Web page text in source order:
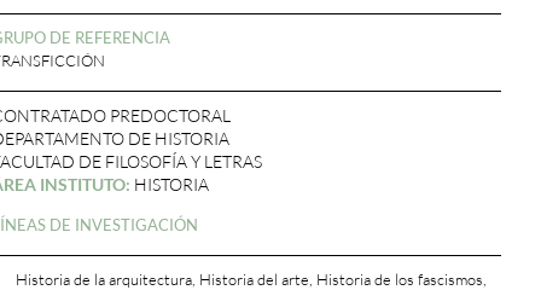
DE REFERENCIA
PREDOCTORAL
DE HISTORIA
DE FILOSOFÍA Y LETRAS
INSTITUTO: HISTORIA
DE INVESTIGACIÓN
Historia de la arquitectura, Historia del arte, Historia de los fascismos,